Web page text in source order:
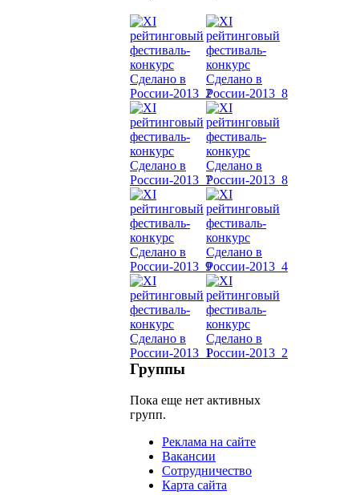
уроки
Группы
Пока еще нет активных
групп.
Реклама на сайте
Вакансии
Сотрудничество
Карта сайта